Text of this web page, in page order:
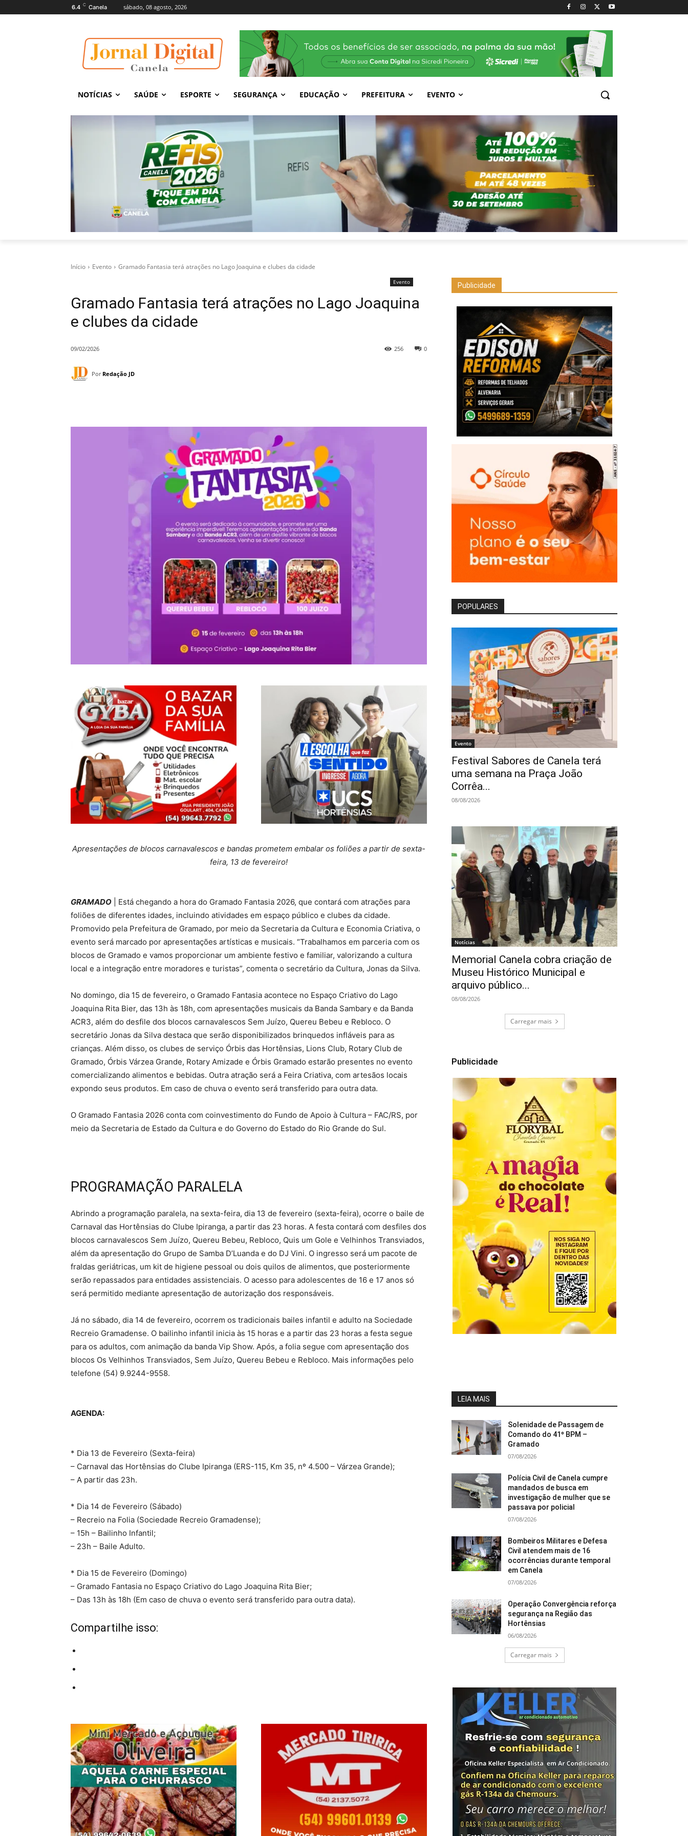
6.4 C Canela sábado, 08 agosto, 2026
NOTÍCIAS SAÚDE ESPORTE SEGURANÇA EDUCAÇÃO PREFEITURA EVENTO
Início Evento Gramado Fantasia terá atrações no Lago Joaquina e clubes da cidade
Evento
Gramado Fantasia terá atrações no Lago Joaquina
e clubes da cidade
09/02/2026 0
256
Por Redação JD
Apresentações de blocos carnavalescos e bandas prometem embalar os foliões a partir de sexta-
feira, 13 de fevereiro!
GRAMADO | Está chegando a hora do Gramado Fantasia 2026, que contará com atrações para
foliões de diferentes idades, incluindo atividades em espaço público e clubes da cidade.
Promovido pela Prefeitura de Gramado, por meio da Secretaria da Cultura e Economia Criativa, o
evento será marcado por apresentações artísticas e musicais. “Trabalhamos em parceria com os
blocos de Gramado e vamos proporcionar um ambiente festivo e familiar, valorizando a cultura
local e a integração entre moradores e turistas”, comenta o secretário da Cultura, Jonas da Silva.
No domingo, dia 15 de fevereiro, o Gramado Fantasia acontece no Espaço Criativo do Lago
Joaquina Rita Bier, das 13h às 18h, com apresentações musicais da Banda Sambary e da Banda
ACR3, além do desfile dos blocos carnavalescos Sem Juízo, Quereu Bebeu e Rebloco. O
secretário Jonas da Silva destaca que serão disponibilizados brinquedos infláveis para as
crianças. Além disso, os clubes de serviço Órbis das Hortênsias, Lions Club, Rotary Club de
Gramado, Órbis Várzea Grande, Rotary Amizade e Órbis Gramado estarão presentes no evento
comercializando alimentos e bebidas. Outra atração será a Feira Criativa, com artesãos locais
expondo seus produtos. Em caso de chuva o evento será transferido para outra data.
O Gramado Fantasia 2026 conta com coinvestimento do Fundo de Apoio à Cultura – FAC/RS, por
meio da Secretaria de Estado da Cultura e do Governo do Estado do Rio Grande do Sul.
PROGRAMAÇÃO PARALELA
Abrindo a programação paralela, na sexta-feira, dia 13 de fevereiro (sexta-feira), ocorre o baile de
Carnaval das Hortênsias do Clube Ipiranga, a partir das 23 horas. A festa contará com desfiles dos
blocos carnavalescos Sem Juízo, Quereu Bebeu, Rebloco, Quis um Gole e Velhinhos Transviados,
além da apresentação do Grupo de Samba D’Luanda e do DJ Vini. O ingresso será um pacote de
fraldas geriátricas, um kit de higiene pessoal ou dois quilos de alimentos, que posteriormente
serão repassados para entidades assistenciais. O acesso para adolescentes de 16 e 17 anos só
será permitido mediante apresentação de autorização dos responsáveis.
Já no sábado, dia 14 de fevereiro, ocorrem os tradicionais bailes infantil e adulto na Sociedade
Recreio Gramadense. O bailinho infantil inicia às 15 horas e a partir das 23 horas a festa segue
para os adultos, com animação da banda Vip Show. Após, a folia segue com apresentação dos
blocos Os Velhinhos Transviados, Sem Juízo, Quereu Bebeu e Rebloco. Mais informações pelo
telefone (54) 9.9244-9558.
AGENDA:
* Dia 13 de Fevereiro (Sexta-feira)
– Carnaval das Hortênsias do Clube Ipiranga (ERS-115, Km 35, nº 4.500 – Várzea Grande);
– A partir das 23h.
* Dia 14 de Fevereiro (Sábado)
– Recreio na Folia (Sociedade Recreio Gramadense);
– 15h – Bailinho Infantil;
– 23h – Baile Adulto.
* Dia 15 de Fevereiro (Domingo)
– Gramado Fantasia no Espaço Criativo do Lago Joaquina Rita Bier;
– Das 13h às 18h (Em caso de chuva o evento será transferido para outra data).
Compartilhe isso:
Publicidade
POPULARES
Evento
Festival Sabores de Canela terá
uma semana na Praça João
Corrêa...
08/08/2026
Notícias
Memorial Canela cobra criação de
Museu Histórico Municipal e
arquivo público...
08/08/2026
Carregar mais
Publicidade
LEIA MAIS
Solenidade de Passagem de
Comando do 41º BPM –
Gramado
07/08/2026
Polícia Civil de Canela cumpre
mandados de busca em
investigação de mulher que se
passava por policial
07/08/2026
Bombeiros Militares e Defesa
Civil atendem mais de 16
ocorrências durante temporal
em Canela
07/08/2026
Operação Convergência reforça
segurança na Região das
Hortênsias
06/08/2026
Carregar mais